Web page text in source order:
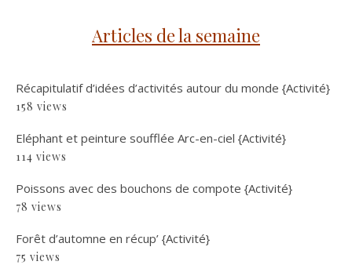
Articles de la semaine
Récapitulatif d’idées d’activités autour du monde {Activité}
158 views
Eléphant et peinture soufflée Arc-en-ciel {Activité}
114 views
Poissons avec des bouchons de compote {Activité}
78 views
Forêt d’automne en récup’ {Activité}
75 views